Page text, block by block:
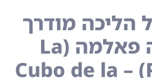
הליכה מודרך
בלה פאלמה (La
Palma) – Cubo de la